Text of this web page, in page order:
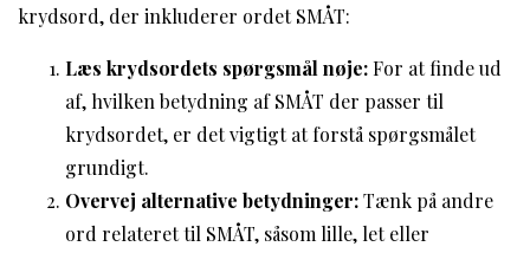
krydsord, der inkluderer ordet SMÅT:
Læs krydsordets spørgsmål nøje:For at finde ud
af, hvilken betydning af SMÅT der passer til
krydsordet, er det vigtigt at forstå spørgsmålet
grundigt.
Overvej alternative betydninger:Tænk på andre
ord relateret til SMÅT, såsom lille, let eller